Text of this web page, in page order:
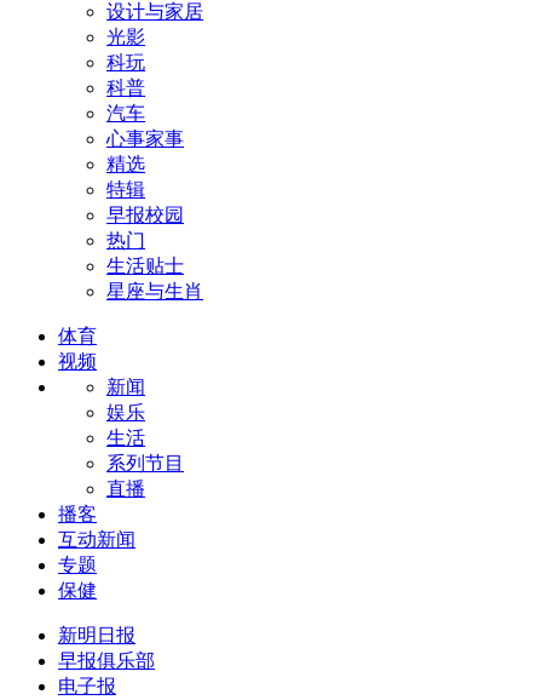
设计与家居
光影
科玩
科普
汽车
心事家事
精选
特辑
早报校园
热门
生活贴士
星座与生肖
体育
视频
新闻
娱乐
生活
系列节目
直播
播客
互动新闻
专题
保健
新明日报
早报俱乐部
电子报